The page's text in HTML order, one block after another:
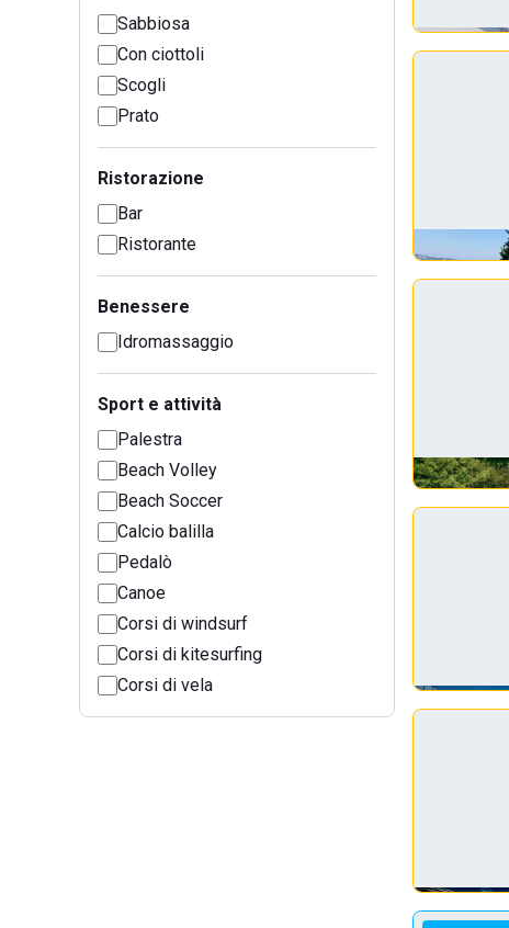
Sabbiosa
Con ciottoli
Scogli
Prato
Ristorazione
Bar
Ristorante
Benessere
Idromassaggio
Sport e attività
Palestra
Beach Volley
Beach Soccer
Calcio balilla
Pedalò
Canoe
Corsi di windsurf
Corsi di kitesurfing
Corsi di vela